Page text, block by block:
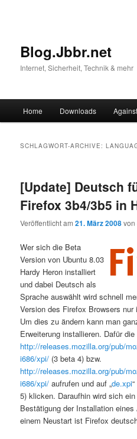
Blog.Jbbr.net
Internet, Sicherheit, Technik & mehr
Zum
Zum
wechseln
Home Downloads
SCHLAGWORT-ARCHIVE:
[Update] Deutsch
Firefox 3b4/3b5 in
Veröffentlicht am21. März 2008von
Wer sich die Beta
Version von Ubuntu 8.03
Hardy Heron installiert
und dabei Deutsch als
Sprache auswählt wird schnell
Version des Firefox Browsers
Um dies zu ändern kann man
Erweiterung installieren. Dafür die
http://releases.mozilla.org/pub/
i686/xpi/ (3 beta 4) bzw.
http://releases.mozilla.org/pub/
i686/xpi/ aufrufen und auf „de.xpi
5) klicken. Daraufhin wird sich
Bestätigung der Installation
einem Neustart ist Firefox